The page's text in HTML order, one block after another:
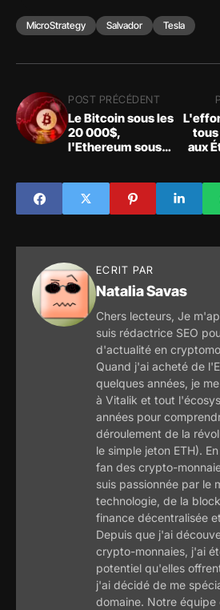
MicroStrategy Salvador Tesla
POST PRÉCÉDENT
Le Bitcoin sous les
20 000$,
l'Ethereum sous
bitcoin et
l'ethereum
chutent après avoir
critique
aux
et
ECRIT PAR
Natalia Savas
Chers lecteurs, Je
suis rédactrice SEO
d'actualité en
Quand j'ai acheté de
quelques années, je
à Vitalik et tout
années pour
déroulement de la
le simple jeton ETH).
fan des crypto-
suis passionnée par le
technologie, de la
finance décentralisée
Depuis que j'ai
crypto-monnaies, j'ai
potentiel qu'elles
j'ai décidé de me
domaine. Notre équipe